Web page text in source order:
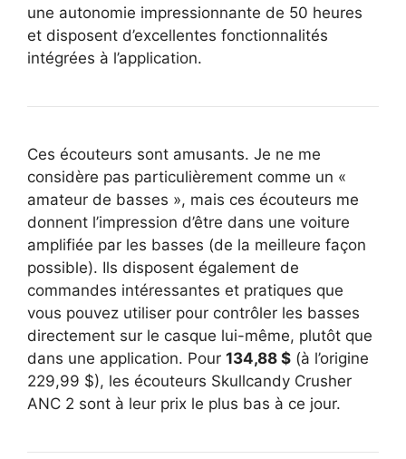
une autonomie impressionnante de 50 heures
et disposent d’excellentes fonctionnalités
intégrées à l’application.
Ces écouteurs sont amusants. Je ne me
considère pas particulièrement comme un «
amateur de basses », mais ces écouteurs me
donnent l’impression d’être dans une voiture
amplifiée par les basses (de la meilleure façon
possible). Ils disposent également de
commandes intéressantes et pratiques que
vous pouvez utiliser pour contrôler les basses
directement sur le casque lui-même, plutôt que
dans une application. Pour 134,88 $ (à l’origine
229,99 $), les écouteurs Skullcandy Crusher
ANC 2 sont à leur prix le plus bas à ce jour.